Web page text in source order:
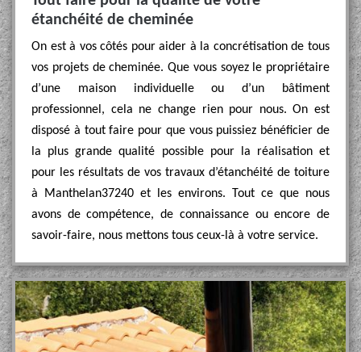
étanchéité de cheminée
On est à vos côtés pour aider à la concrétisation de tous
vos projets de cheminée. Que vous soyez le propriétaire
d’une maison individuelle ou d’un bâtiment
professionnel, cela ne change rien pour nous. On est
disposé à tout faire pour que vous puissiez bénéficier de
la plus grande qualité possible pour la réalisation et
pour les résultats de vos travaux d’étanchéité de toiture
à Manthelan37240 et les environs. Tout ce que nous
avons de compétence, de connaissance ou encore de
savoir-faire, nous mettons tous ceux-là à votre service.